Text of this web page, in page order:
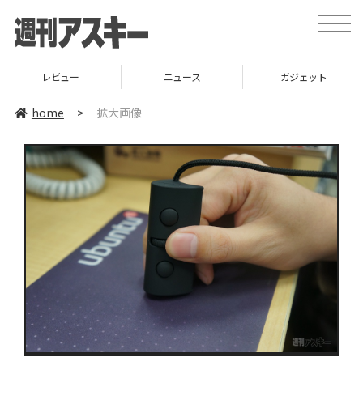
toggle
レビュー ニュース ガジェット
home > 拡大画像